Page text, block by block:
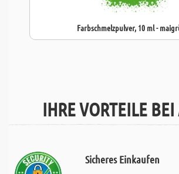
Farbschmelzpulver, 10 ml -
IHRE VORTEILE
Sicheres Einkaufen